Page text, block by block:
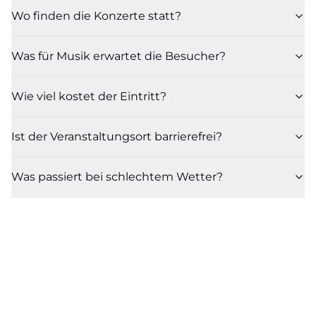
Wo finden die Konzerte statt?
Was für Musik erwartet die Besucher?
Wie viel kostet der Eintritt?
Ist der Veranstaltungsort barrierefrei?
Was passiert bei schlechtem Wetter?